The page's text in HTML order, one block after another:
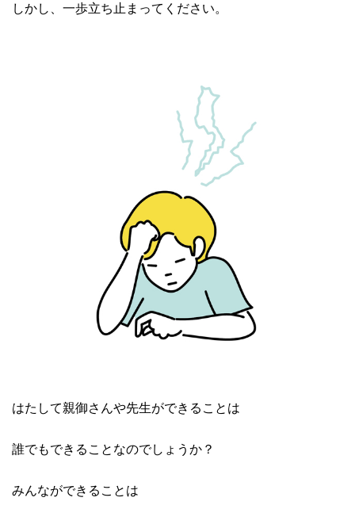
しかし、一歩立ち止まってください。
はたして親御さんや先生ができることは
誰でもできることなのでしょうか？
みんなができることは